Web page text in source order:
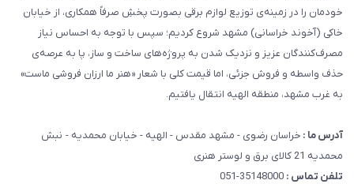
خودمان را در زمینه‌ی توزیع لوازم برقی بصورت پخشِ صرفاً همکاری، از خیابان
خاکی (آخوند خراسانی) مشهد شروع کردیم؛ سپس با توجه به احساس نیاز
مصرف‌کنندگان عزیز و نزدیک شدن به پروژه‌های ساخت و ساز، پا به عرصه‌ی
حذف واسطه و فروش جزئی، اما قیمت کلی با شعار «هنر ما ارزان فروشی ماست»
به غرب مشهد، منطقه الهیه انتقال یافتیم.
آدرس ما : خراسان رضوی - مشهد مقدس - الهیه - خیابان محمدیه - نبش
محمدیه 21 کالای برق و لوستر هنری
تلفن تماس :